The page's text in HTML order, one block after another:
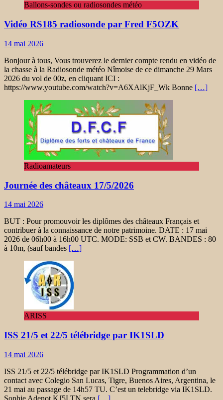
Ballons-sondes ou radiosondes météo
Vidéo RS185 radiosonde par Fred F5OZK
14 mai 2026
Bonjour à tous, Vous trouverez le dernier compte rendu en vidéo de
la chasse à la Radiosonde météo Nîmoise de ce dimanche 29 Mars
2026 du vol de 00z, en cliquant ICI :
https://www.youtube.com/watch?v=A6XAlKjF_Wk Bonne […]
Radioamateurs
Journée des châteaux 17/5/2026
14 mai 2026
BUT : Pour promouvoir les diplômes des châteaux Français et
contribuer à la connaissance de notre patrimoine. DATE : 17 mai
2026 de 06h00 à 16h00 UTC. MODE: SSB et CW. BANDES : 80
à 10m, (sauf bandes […]
ARISS
ISS 21/5 et 22/5 télébridge par IK1SLD
14 mai 2026
ISS 21/5 et 22/5 télébridge par IK1SLD Programmation d’un
contact avec Colegio San Lucas, Tigre, Buenos Aires, Argentina, le
21 mai au passage de 14h57 TU. C’est un telebridge via IK1SLD.
Sophie Adenot KJ5LTN sera […]